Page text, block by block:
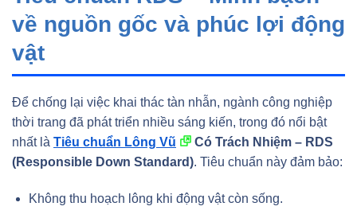
về nguồn gốc và phúc lợi động
vật
Để chống lại việc khai thác tàn nhẫn, ngành công nghiệp
thời trang đã phát triển nhiều sáng kiến, trong đó nổi bật
nhất là Tiêu chuẩn Lông Vũ
Có Trách Nhiệm – RDS
(Responsible Down Standard). Tiêu chuẩn này đảm bảo:
Không thu hoạch lông khi động vật còn sống.